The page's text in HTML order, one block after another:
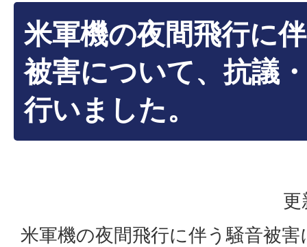
米軍機の夜間飛行に
被害について、抗議
行いました。
更
米軍機の夜間飛行に伴う騒音被